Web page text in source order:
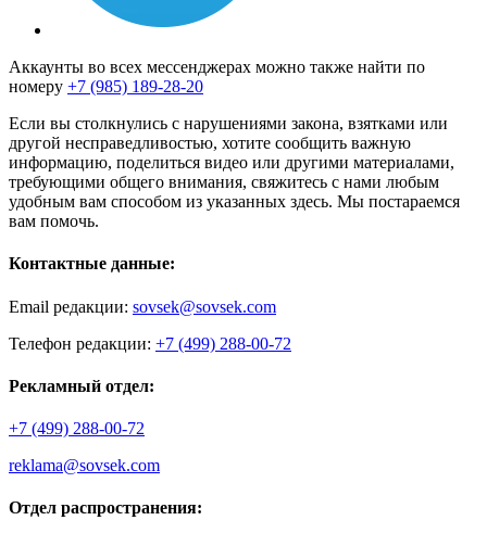
Аккаунты во всех мессенджерах можно также найти по
номеру +7 (985) 189-28-20
Если вы столкнулись с нарушениями закона, взятками или
другой несправедливостью, хотите сообщить важную
информацию, поделиться видео или другими материалами,
требующими общего внимания, свяжитесь с нами любым
удобным вам способом из указанных здесь. Мы постараемся
вам помочь.
Контактные данные:
Email редакции: sovsek@sovsek.com
Телефон редакции: +7 (499) 288-00-72
Рекламный отдел:
+7 (499) 288-00-72
reklama@sovsek.com
Отдел распространения: